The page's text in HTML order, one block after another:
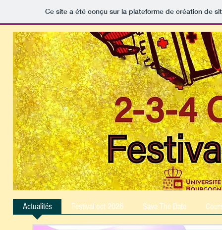
Ce site a été conçu sur la plateforme de création de
Actualités Festival oct 2026 Save The Date